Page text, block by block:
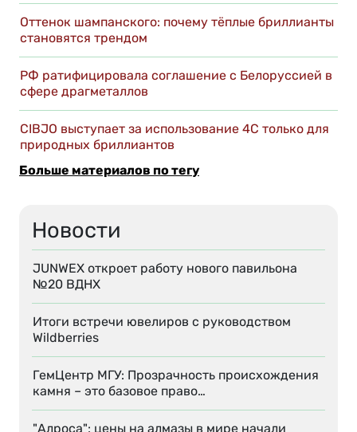
Новости
JUNWEX откроет работу нового павильона
№20 ВДНХ
Итоги встречи ювелиров с руководством
Wildberries
ГемЦентр МГУ: Прозрачность происхождения
камня – это базовое право…
"Алроса": цены на алмазы в мире начали
Оттенок шампанского: почему тёплые бриллианты
становятся трендом
РФ ратифицировала соглашение с Белоруссией в
сфере драгметаллов
CIBJO выступает за использование 4C только для
природных бриллиантов
Больше материалов по тегу